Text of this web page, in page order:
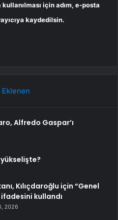
için adım, e-posta
kaydedilsin.
Eklenen
Alfredo Gaspar’ı
Kılıçdaroğlu için “Genel
ifadesini kullandı
2026